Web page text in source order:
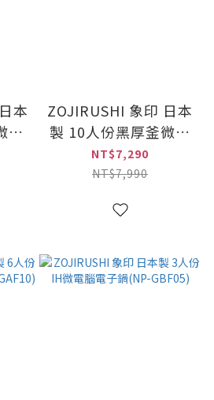
本
電
ZOJIRUSHI 象印 日本
製 10人份黑厚釜微電
腦電子鍋(NL-GAF18)
NT$7,290
NT$7,990